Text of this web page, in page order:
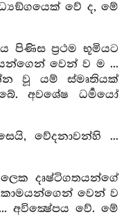
වේ ද, මේ
පිණිස ප්‍රථම භූමියට
වෙන් ව ම ...
වූ යම් ස්මෘතියක්
අවශේෂ ධර්‍මයෝ
වේදනාවන්හි ...
දෘෂ්ටිගතයන්ගේ
කාමයන්ගෙන් වෙන් ව
අවික්‍ෂේපය වේ. මේ